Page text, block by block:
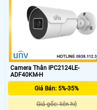
Camera Thân IPC2124LE-
ADF40KM-H
Giá Bán: 5%-35%
Giá gốc: liên hệ